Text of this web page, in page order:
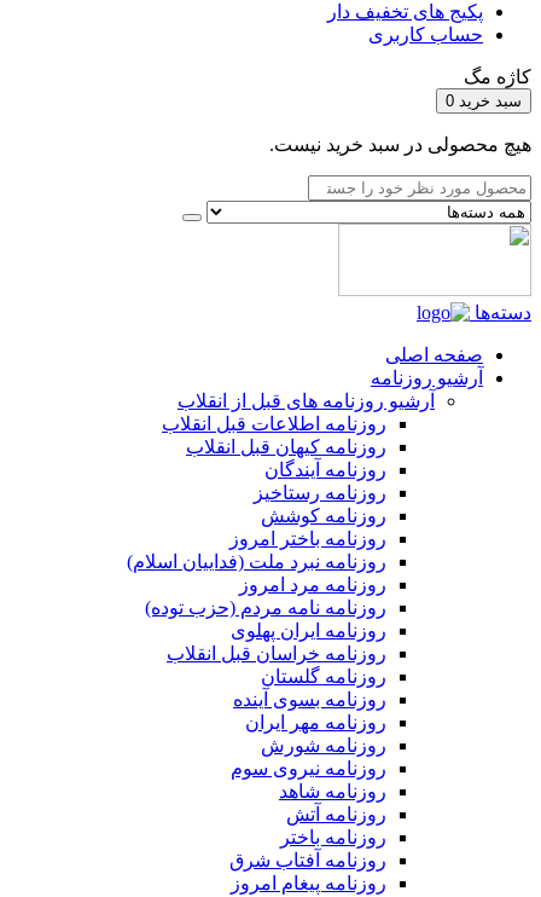
پکیج های تخفیف دار
حساب کاربری
کاژه مگ
سبد خرید 0
هیچ محصولی در سبد خرید نیست.
دسته‌ها
صفحه اصلی
آرشیو روزنامه
آرشیو روزنامه های قبل از انقلاب
روزنامه اطلاعات قبل انقلاب
روزنامه کیهان قبل انقلاب
روزنامه آیندگان
روزنامه رستاخیز
روزنامه کوشش
روزنامه باختر امروز
روزنامه نبرد ملت (فداییان اسلام)
روزنامه مرد امروز
روزنامه نامه مردم (حزب توده)
روزنامه ایران پهلوی
روزنامه خراسان قبل انقلاب
روزنامه گلستان
روزنامه بسوی آینده
روزنامه مهر ایران
روزنامه شورش
روزنامه نیروی سوم
روزنامه شاهد
روزنامه آتش
روزنامه باختر
روزنامه آفتاب شرق
روزنامه پیغام امروز